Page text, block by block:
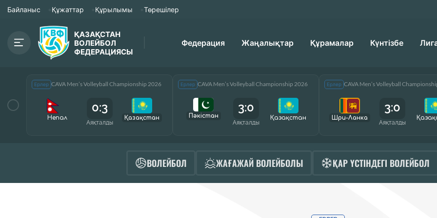
Байланыс Құжаттар Құрылымы Төрешілер
ҚАЗАҚСТАН
ВОЛЕЙБОЛ
ФЕДЕРАЦИЯСЫ
Федерация Жаңалықтар Құрамалар Күнтізбе
Ерлер CAVA Men’s Volleyball Championship 2026
Непал
0:3
Аяқталды
Қазақcтан
Ерлер CAVA Men’s Volleyball Championship 2026
Пәкістан
3:0
Аяқталды
Қазақcтан
Ерлер CAVA Men’s Volleyball
Шри-Ланка
3:0
Аяқталды
ВОЛЕЙБОЛ ЖАҒАЖАЙ ВОЛЕЙБОЛЫ ҚАР ҮСТІНДЕГІ ВОЛЕЙБОЛ